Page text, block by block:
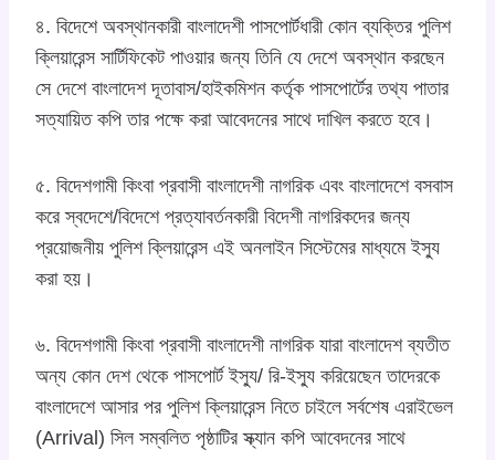
৪. বিদেশে অবস্থানকারী বাংলাদেশী পাসপোর্টধারী কোন ব্যক্তির পুলিশ
ক্লিয়ারেন্স সার্টিফিকেট পাওয়ার জন্য তিনি যে দেশে অবস্থান করছেন
সে দেশে বাংলাদেশ দূতাবাস/হাইকমিশন কর্তৃক পাসপোর্টের তথ্য পাতার
সত্যায়িত কপি তার পক্ষে করা আবেদনের সাথে দাখিল করতে হবে।
৫. বিদেশগামী কিংবা প্রবাসী বাংলাদেশী নাগরিক এবং বাংলাদেশে বসবাস
করে স্বদেশে/বিদেশে প্রত্যাবর্তনকারী বিদেশী নাগরিকদের জন্য
প্রয়োজনীয় পুলিশ ক্লিয়ারেন্স এই অনলাইন সিস্টেমের মাধ্যমে ইস্যু
করা হয়।
৬. বিদেশগামী কিংবা প্রবাসী বাংলাদেশী নাগরিক যারা বাংলাদেশ ব্যতীত
অন্য কোন দেশ থেকে পাসপোর্ট ইস্যু/ রি-ইস্যু করিয়েছেন তাদেরকে
বাংলাদেশে আসার পর পুলিশ ক্লিয়ারেন্স নিতে চাইলে সর্বশেষ এরাইভেল
(Arrival) সিল সম্বলিত পৃষ্ঠাটির স্ক্যান কপি আবেদনের সাথে